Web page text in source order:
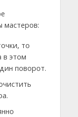
мастеров:
то
в этом
поворот.